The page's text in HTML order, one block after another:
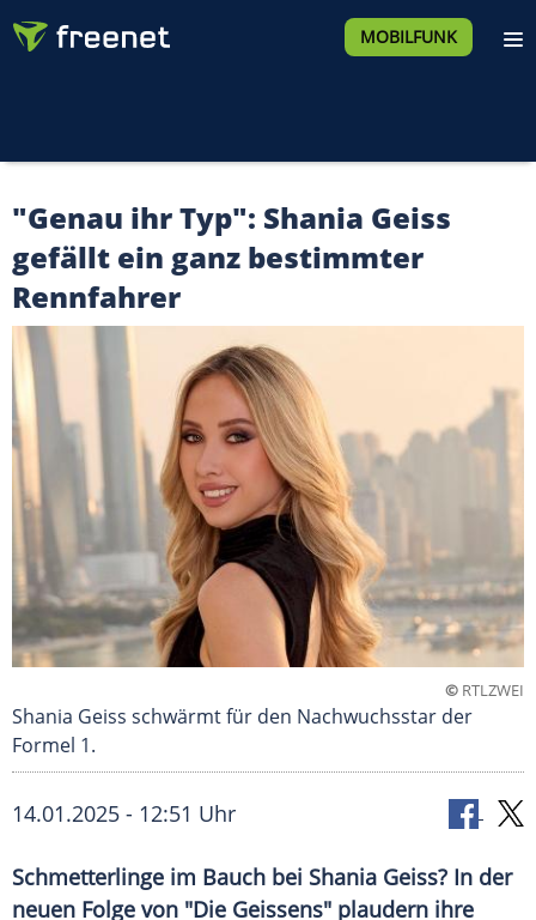
MOBILFUNK
"Genau ihr Typ": Shania Geiss
gefällt ein ganz bestimmter
Rennfahrer
© RTLZWEI
Shania Geiss schwärmt für den Nachwuchsstar der
Formel 1.
14.01.2025 - 12:51 Uhr
Schmetterlinge im Bauch bei Shania Geiss? In der
neuen Folge von "Die Geissens" plaudern ihre